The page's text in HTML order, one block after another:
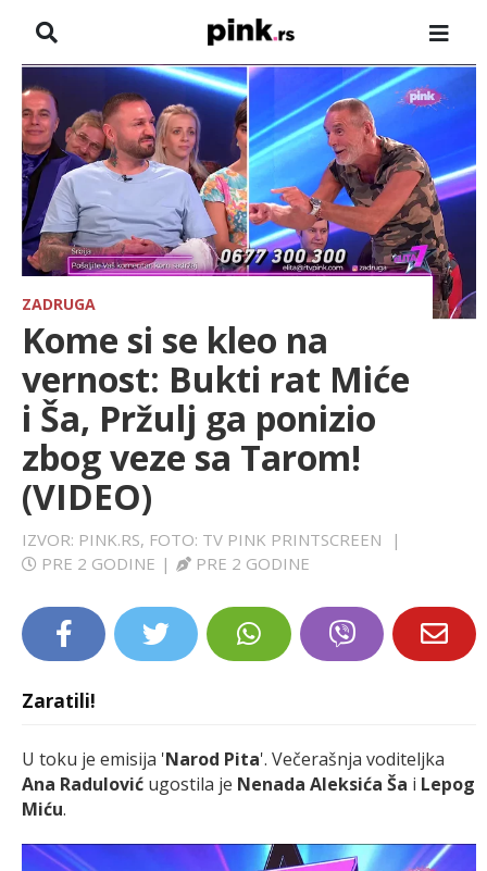
NASLOVNA
VESTI
ZADRUGA
SHOWBIZ
HRONIKA
FARMERI
TV
SPORT
LIFESTYLE
EXTRA
ZADRUGA
Kome si se kleo na
vernost: Bukti rat Miće
i Ša, Pržulj ga ponizio
zbog veze sa Tarom!
(VIDEO)
IZVOR: PINK.RS, FOTO: TV PINK PRINTSCREEN
|
PRE 2 GODINE | PRE 2 GODINE
Zaratili!
U toku je emisija 'Narod Pita'. Večerašnja voditeljka
Ana Radulović ugostila je Nenada Aleksića Ša i Lepog
Miću.